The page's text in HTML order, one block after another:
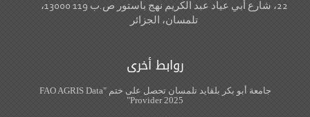
22، شارع أبي عياد عبد الكريم نهج باستور ص.ب 119 13000،
تلمسان، الجزائر
روابط أخرى
جامعة أبو بكر بلقايد تلمسان تحصل على ختم "FAO AGRIS Data
Provider 2025"